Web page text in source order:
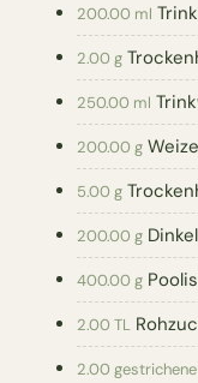
200.00 ml
2.00 g
250.00 ml
200.00 g
5.00 g
200.00 g
400.00 g
2.00 TL
2.00 gestrichene